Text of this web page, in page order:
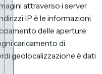
attraverso i server
IP è le informazioni
delle aperture
caricamento di
geolocalizzazione è dati